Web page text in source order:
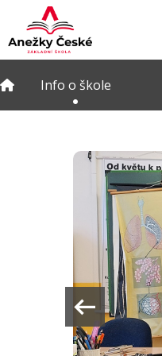
Info o škole
arrow_left_alt